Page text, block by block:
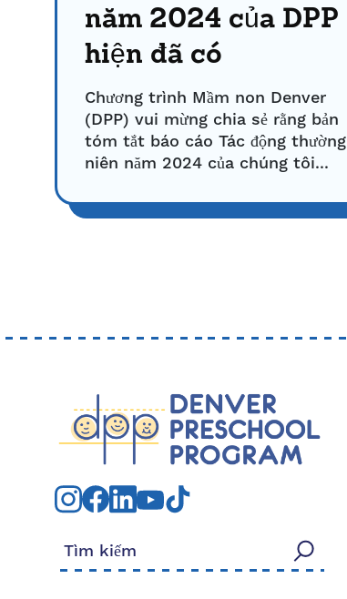
năm 2024 của DPP
hiện đã có
Chương trình Mầm non Denver
(DPP) vui mừng chia sẻ rằng bản
tóm tắt báo cáo Tác động thường
niên năm 2024 của chúng tôi...
Tìm kiếm: